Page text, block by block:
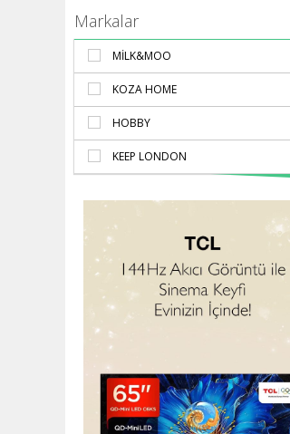
Markalar
MILK&MOO
KOZA HOME
HOBBY
KEEP LONDON